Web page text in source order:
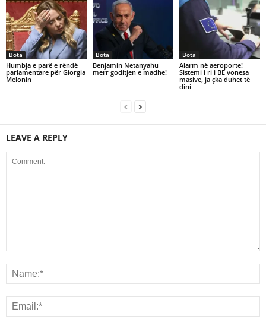
Bota
Humbja e parë e rëndë
parlamentare për Giorgia
Melonin
Bota
Benjamin Netanyahu
merr goditjen e madhe!
Bota
Alarm në aeroporte!
Sistemi i ri i BE vonesa
masive, ja çka duhet të
dini
LEAVE A REPLY